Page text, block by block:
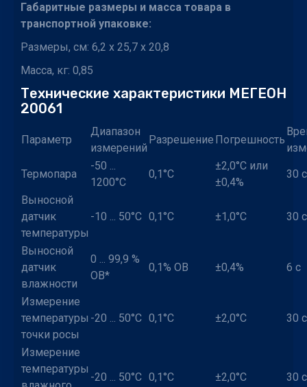
Габаритные размеры и масса товара в
транспортной упаковке:
Размеры, см: 6,2 x 25,7 x 20,8
Масса, кг: 0,85
Технические характеристики МЕГЕОН
20061
Параметр
Диапазон
измерений
Разрешение Погрешность
Термопара
-50 ...
1200°С
0,1°С
±2,0°С или
±0,4%
30 с
Выносной
датчик
температуры
-10 ... 50°С 0,1°С ±1,0°С 30 с
Выносной
датчик
влажности
0 ... 99,9 %
ОВ*
0,1% ОВ ±0,4% 6 с
Измерение
температуры
точки росы
-20 ... 50°С 0,1°С ±2,0°С 30 с
Измерение
температуры
-20 ... 50°С 0,1°С ±2,0°С 30 с